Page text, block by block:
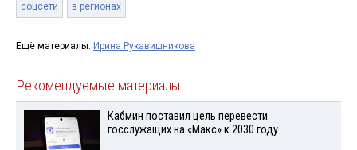
соцсети в регионах
Ещё материалы: Ирина Рукавишникова
Рекомендуемые материалы
Кабмин поставил цель перевести
госслужащих на «Макс» к 2030 году